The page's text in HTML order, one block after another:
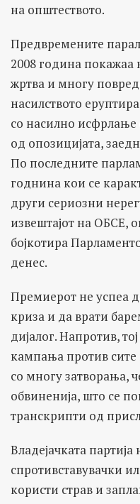
на општеството.
Предвремените
2008 година
жртва и многу
насилството
со насилно исфрлање
од опозицијата,
По последните
годнина кои се
други сериозни
извештајот на ОБСЕ,
бојкотира
денес.
Премиерот не успеа
криза и да врати
дијалог. Напротив,
кампања против сите
со многу затворања,
обвиненија, што се
транскрипти од
Владејачката
спротивставувачки
користи страв и